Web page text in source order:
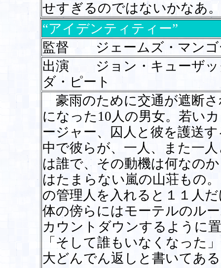
せすぎるのではないかなあ。
“アイデンティティー”
監督 ジェームズ・マンゴ
出演 ジョン・キューザ
ダ・ピート
豪雨のために交通が遮断
になった10人の男女。若い
ージャー、囚人と彼を護送
中で彼らが、一人、また一
は誰で、その動機は何な
はたまらない嵐の山荘もの
の管理人を入れると１１人
体の傍らにはモーテルのル
カウントダウンするように
「そして誰もいなくなった
大どんでん返しと書いてあ